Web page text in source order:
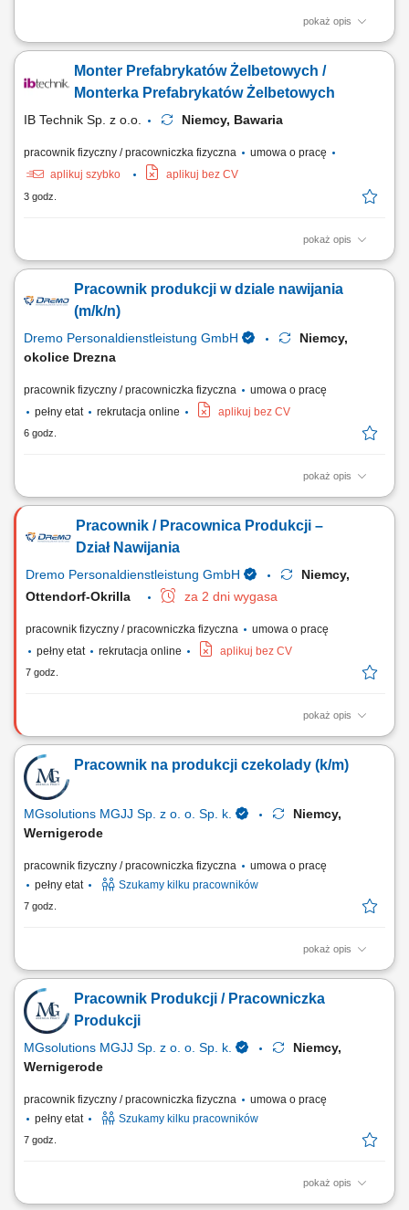
pokaż opis
Zakres obowiązków: Wykonywanie prostych prac produkcyjnych przy
produkcyjnych; Pakowanie oraz etykietowanie napojów; Kontrola
jakości produktów; Realizacja bieżących prac pomocniczych na terenie
Monter Prefabrykatów Żelbetowych /
Monterka Prefabrykatów Żelbetowych
IB Technik Sp. z o.o. Niemcy, Bawaria
pracownik fizyczny / pracowniczka fizyczna
umowa o pracę
aplikuj szybko
aplikuj bez CV
3 godz.
pokaż opis
Zadania: Wykonywanie konstrukcji żelbetowych (stan surowy). Praca na
Pracownik produkcji w dziale nawijania
(m/k/n)
Dremo Personaldienstleistung GmbH
Niemcy,
okolice Drezna
pracownik fizyczny / pracowniczka fizyczna
umowa o pracę
pełny etat
rekrutacja online aplikuj bez CV
6 godz.
pokaż opis
Obowiązki: Nadzór i obsługa maszyn produkcyjnych / maszyn do
wprowadzeniem do użytku; Praca z narzędziami pomiarowymi;
Wymagania: Bardzo dobra koordynacja wzrokowo-ruchowa;
Pracownik / Pracownica Produkcji –
Dział Nawijania
Dremo Personaldienstleistung GmbH
Niemcy,
Ottendorf-Okrilla
za 2 dni wygasa
pracownik fizyczny / pracowniczka fizyczna
umowa o pracę
pełny etat
rekrutacja online aplikuj bez CV
7 godz.
pokaż opis
Zakres obowiązków: obsługa oraz nadzór nad maszynami
produkcyjnymi i maszynami do nawijania, nawijanie cewek zgodnie z
dokumentacją i standardami jakości, przeprowadzanie kontroli
wizualnej elementów przed dalszym procesem produkcyjnym, praca z
podstawowymi narzędziami pomiarowymi, dbanie o...
Pracownik na produkcji czekolady (k/m)
MGsolutions MGJJ Sp. z o. o. Sp. k.
Niemcy,
Wernigerode
pracownik fizyczny / pracowniczka fizyczna
umowa o pracę
pełny etat
Szukamy kilku pracowników
7 godz.
pokaż opis
Opis stanowiska Prace przy linii produkcyjnej - produkcja z czekolady
Pakowanie i układanie towaru; Kontrola jakości; Inne proste prace
pomocnicze na hali produkcyjnej; Znajomość języka oraz
doświadczenie nie są wymagane Mile widziane również pary (wspólne
zakwaterowanie oraz ten sam grafik pracy)
Pracownik Produkcji / Pracowniczka
Produkcji
MGsolutions MGJJ Sp. z o. o. Sp. k.
Niemcy,
Wernigerode
pracownik fizyczny / pracowniczka fizyczna
umowa o pracę
pełny etat
Szukamy kilku pracowników
7 godz.
pokaż opis
Opis zadań: Obsługa linii produkcyjnej wyrobów z czekolady;